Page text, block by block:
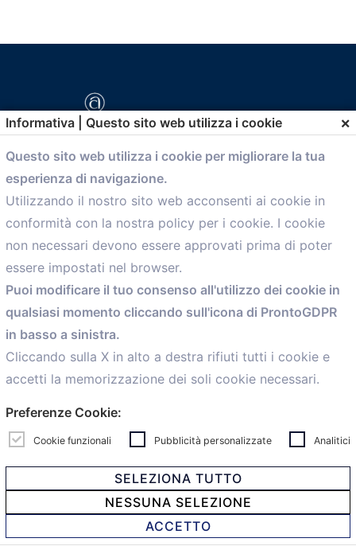
comunicazione@confartigianato.bo.it
Menù
Home
Servizi
Convenzioni
Voce delle Nostre aziende
Informazioni Ex L. 124/2017
News
personalCaf
© 2021 Confartigianato Imprese Mandamento Bologna -
Via Papini, 18 - 40128 Bologna - Italy
Informativa | Questo sito web utilizza i cookie ×
Questo sito web utilizza i cookie per migliorare la tua
esperienza di navigazione.
Utilizzando il nostro sito web acconsenti ai cookie in
conformità con la nostra policy per i cookie. I cookie
non necessari devono essere approvati prima di poter
essere impostati nel browser.
Puoi modificare il tuo consenso all'utilizzo dei cookie in
qualsiasi momento cliccando sull'icona di ProntoGDPR
in basso a sinistra.
Cliccando sulla X in alto a destra rifiuti tutti i cookie e
accetti la memorizzazione dei soli cookie necessari.
Preferenze Cookie:
Cookie funzionali Pubblicità personalizzate Analitici
SELEZIONA TUTTO
NESSUNA SELEZIONE
ACCETTO